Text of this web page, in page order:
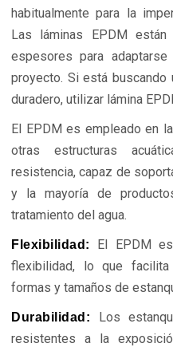
habitualmente para la
Las láminas EPDM
espesores para
proyecto. Si está
duradero, utilizar lámina
El EPDM es empleado en
otras estructuras
resistencia, capaz de
y la mayoría de
tratamiento del agua.
Flexibilidad:
El EPDM
flexibilidad, lo que
formas y tamaños de
Durabilidad:
Los
resistentes a la